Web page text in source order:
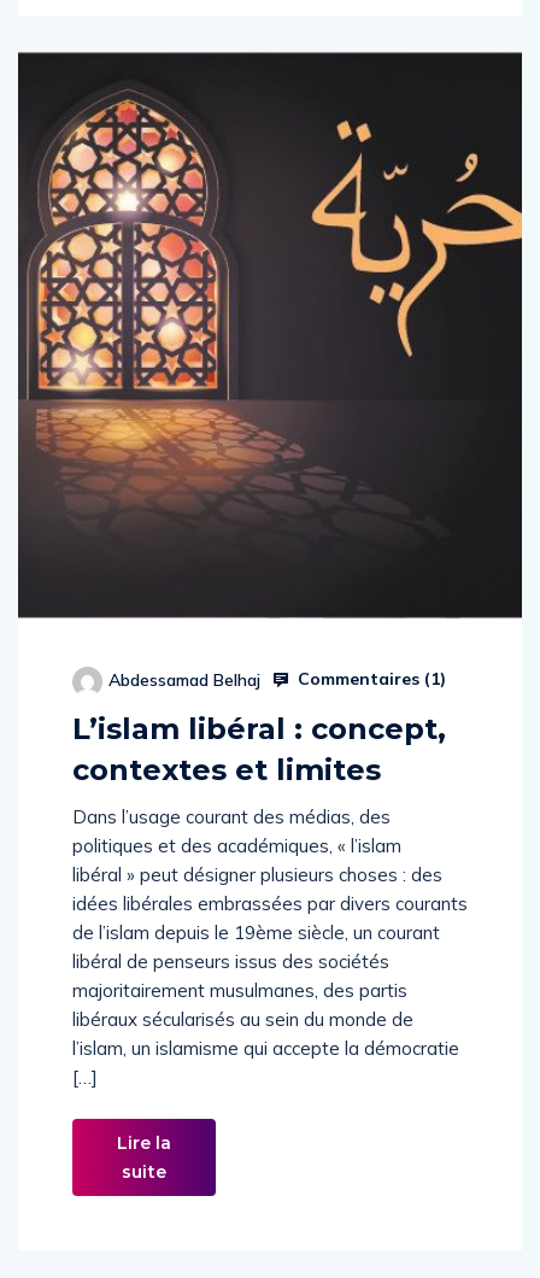
Abdessamad Belhaj Commentaires (1)
L’islam libéral : concept,
contextes et limites
Dans l’usage courant des médias, des
politiques et des académiques, « l’islam
libéral » peut désigner plusieurs choses : des
idées libérales embrassées par divers courants
de l’islam depuis le 19ème siècle, un courant
libéral de penseurs issus des sociétés
majoritairement musulmanes, des partis
libéraux sécularisés au sein du monde de
l’islam, un islamisme qui accepte la démocratie
[…]
Lire la
suite